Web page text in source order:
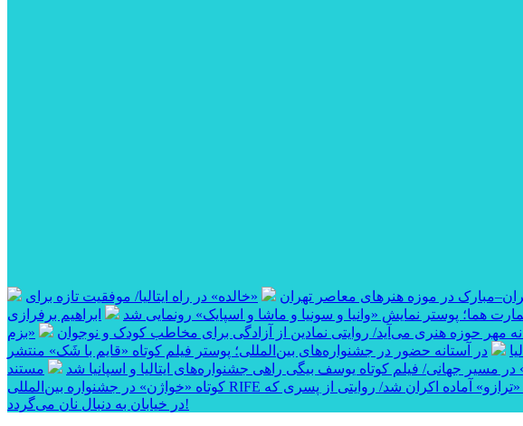
در موزه هنرهای معاصر تهران
«خالده» در راه ایتالیا/ موفقیت تازه برای
هما؛ پوستر نمایش «وانیا و سونیا و ماشا و اسپایک» رونمایی شد
ابراهیم برفرازی
مهر حوزه هنری می‌آید/ روایتی نمادین از آزادگی برای مخاطب کودک و نوجوان
«بزم
در آستانه حضور در جشنواره‌های بین‌المللی؛ پوستر فیلم کوتاه «قایم با شَک» منتشر
مسیر جهانی/ فیلم کوتاه یوسف بیگی راهی جشنواره‌های ایتالیا و اسپانیا شد
مستند
«ترازو» آماده اکران شد/ روایتی از پسری که
در خیابان به دنبال نان می‌گردد!